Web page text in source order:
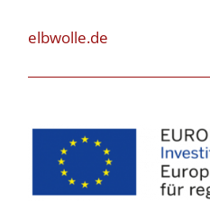
elbwolle.de